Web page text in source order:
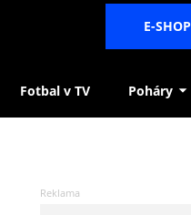
E-SHOP
Fotbal v TV Poháry